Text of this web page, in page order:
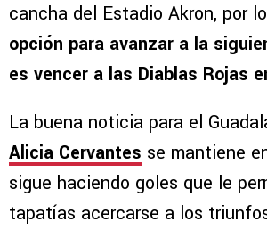
cancha del Estadio Akron, por
opción para avanzar a la
es vencer a las Diablas Rojas
La buena noticia para el
Alicia Cervantes se mantiene
sigue haciendo goles que le
tapatías acercarse a los